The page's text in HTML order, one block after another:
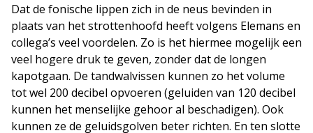
Dat de fonische lippen zich in de neus bevinden in
plaats van het strottenhoofd heeft volgens Elemans en
collega’s veel voordelen. Zo is het hiermee mogelijk een
veel hogere druk te geven, zonder dat de longen
kapotgaan. De tandwalvissen kunnen zo het volume
tot wel 200 decibel opvoeren (geluiden van 120 decibel
kunnen het menselijke gehoor al beschadigen). Ook
kunnen ze de geluidsgolven beter richten. En ten slotte